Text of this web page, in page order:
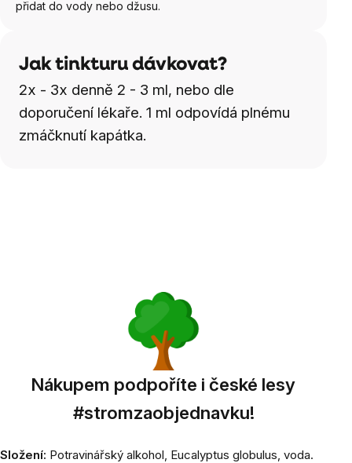
přidat do vody nebo džusu.
Jak tinkturu dávkovat?
2x - 3x denně 2 - 3 ml, nebo dle
doporučení lékaře. 1 ml odpovídá plnému
zmáčknutí kapátka.
Nákupem podpoříte i české lesy
#stromzaobjednavku!
Složení: Potravinářský alkohol, Eucalyptus globulus, voda.